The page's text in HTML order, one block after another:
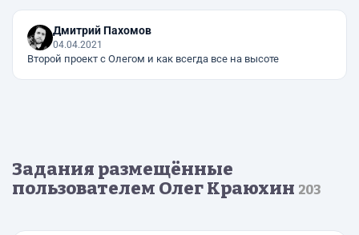
Дмитрий Пахомов
04.04.2021
Второй проект с Олегом и как всегда все на высоте
Задания размещённые
пользователем Олег Краюхин 203